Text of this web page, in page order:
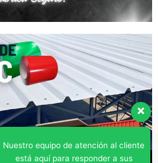
Nuestro equipo de atención al cliente
está aquí para responder a sus